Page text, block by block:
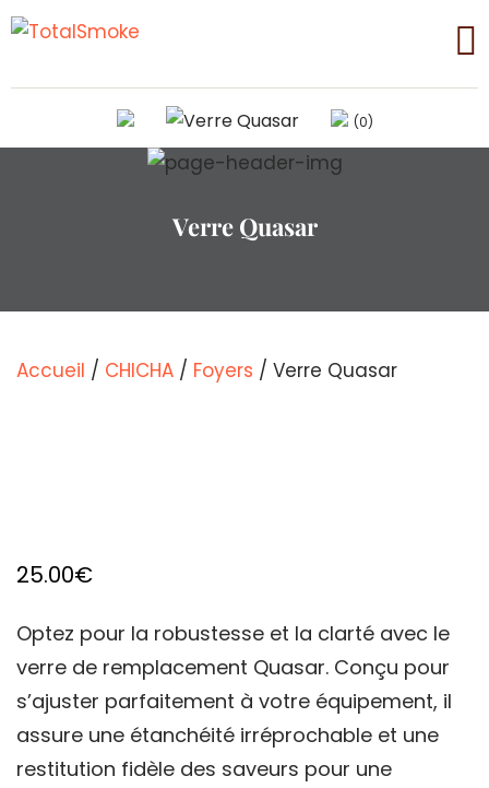
(0)
Verre Quasar
Accueil / CHICHA / Foyers / Verre Quasar
25.00€
Optez pour la robustesse et la clarté avec le
verre de remplacement Quasar. Conçu pour
s’ajuster parfaitement à votre équipement, il
assure une étanchéité irréprochable et une
restitution fidèle des saveurs pour une